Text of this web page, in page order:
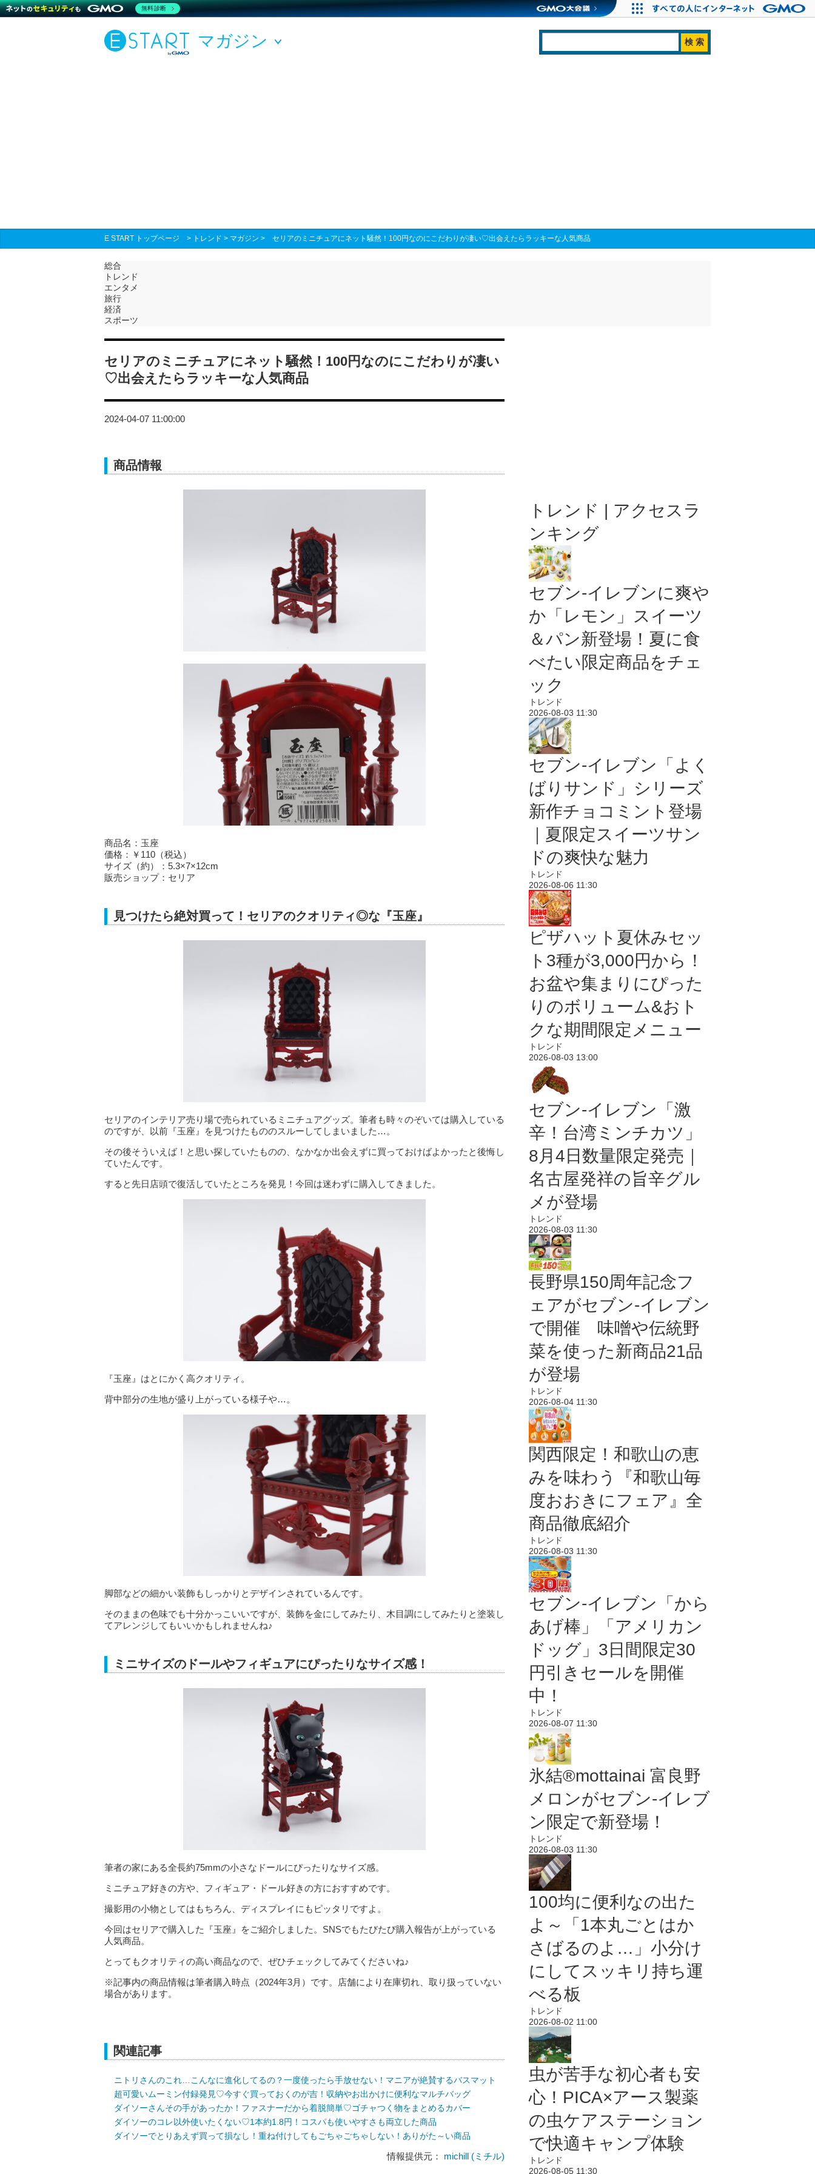
マガジン
E START トップページ > トレンド > マガジン > セリアのミニチュアにネット騒然！100円なのにこだわりが凄い♡出会えたらラッキーな人気商品
総合
トレンド
エンタメ
旅行
経済
スポーツ
セリアのミニチュアにネット騒然！100円なのにこだわりが凄い
♡出会えたらラッキーな人気商品
2024-04-07 11:00:00
商品情報
商品名：玉座
価格：￥110（税込）
サイズ（約）：5.3×7×12cm
販売ショップ：セリア
見つけたら絶対買って！セリアのクオリティ◎な『玉座』
セリアのインテリア売り場で売られているミニチュアグッズ。筆者も時々のぞいては購入している
のですが、以前『玉座』を見つけたもののスルーしてしまいました…。
その後そういえば！と思い探していたものの、なかなか出会えずに買っておけばよかったと後悔し
ていたんです。
すると先日店頭で復活していたところを発見！今回は迷わずに購入してきました。
『玉座』はとにかく高クオリティ。
背中部分の生地が盛り上がっている様子や…。
脚部などの細かい装飾もしっかりとデザインされているんです。
そのままの色味でも十分かっこいいですが、装飾を金にしてみたり、木目調にしてみたりと塗装し
てアレンジしてもいいかもしれませんね♪
ミニサイズのドールやフィギュアにぴったりなサイズ感！
筆者の家にある全長約75mmの小さなドールにぴったりなサイズ感。
ミニチュア好きの方や、フィギュア・ドール好きの方におすすめです。
撮影用の小物としてはもちろん、ディスプレイにもピッタリですよ。
今回はセリアで購入した『玉座』をご紹介しました。SNSでもたびたび購入報告が上がっている
人気商品。
とってもクオリティの高い商品なので、ぜひチェックしてみてくださいね♪
※記事内の商品情報は筆者購入時点（2024年3月）です。店舗により在庫切れ、取り扱っていない
場合があります。
関連記事
ニトリさんのこれ…こんなに進化してるの？一度使ったら手放せない！マニアが絶賛するバスマット
超可愛いムーミン付録発見♡今すぐ買っておくのが吉！収納やお出かけに便利なマルチバッグ
ダイソーさんその手があったか！ファスナーだから着脱簡単♡ゴチャつく物をまとめるカバー
ダイソーのコレ以外使いたくない♡1本約1.8円！コスパも使いやすさも両立した商品
ダイソーでとりあえず買って損なし！重ね付けしてもごちゃごちゃしない！ありがた～い商品
情報提供元： michill (ミチル)
トレンド | アクセスラ
ンキング
セブン‐イレブンに爽や
か「レモン」スイーツ
＆パン新登場！夏に食
べたい限定商品をチェ
ック
トレンド
2026-08-03 11:30
セブン‐イレブン「よく
ばりサンド」シリーズ
新作チョコミント登場
｜夏限定スイーツサン
ドの爽快な魅力
トレンド
2026-08-06 11:30
ピザハット夏休みセッ
ト3種が3,000円から！
お盆や集まりにぴった
りのボリューム&おト
クな期間限定メニュー
トレンド
2026-08-03 13:00
セブン-イレブン「激
辛！台湾ミンチカツ」
8月4日数量限定発売｜
名古屋発祥の旨辛グル
メが登場
トレンド
2026-08-03 11:30
長野県150周年記念フ
ェアがセブン-イレブン
で開催 味噌や伝統野
菜を使った新商品21品
が登場
トレンド
2026-08-04 11:30
関西限定！和歌山の恵
みを味わう『和歌山毎
度おおきにフェア』全
商品徹底紹介
トレンド
2026-08-03 11:30
セブン‐イレブン「から
あげ棒」「アメリカン
ドッグ」3日間限定30
円引きセールを開催
中！
トレンド
2026-08-07 11:30
氷結®mottainai 富良野
メロンがセブン‐イレブ
ン限定で新登場！
トレンド
2026-08-03 11:30
100均に便利なの出た
よ～「1本丸ごとはか
さばるのよ…」小分け
にしてスッキリ持ち運
べる板
トレンド
2026-08-02 11:00
虫が苦手な初心者も安
心！PICA×アース製薬
の虫ケアステーション
で快適キャンプ体験
トレンド
2026-08-05 11:30
無料診断